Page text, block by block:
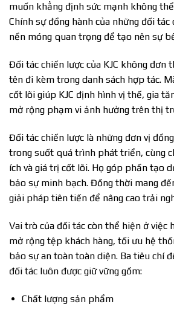
muốn khẳng định sức mạnh không
Chính sự đồng hành của những đối
nền móng quan trọng để tạo nên sự
Đối tác chiến lược của KJC không đơn
tên đi kèm trong danh sách hợp tác.
cốt lõi giúp KJC định hình vị thế, gia
mở rộng phạm vi ảnh hưởng trên thị
Đối tác chiến lược là những đơn vị
trong suốt quá trình phát triển, cùng
ích và giá trị cốt lõi. Họ góp phần tạo
bảo sự minh bạch. Đồng thời mang
giải pháp tiên tiến để nâng cao trải
Vai trò của đối tác còn thể hiện ở việc
mở rộng tệp khách hàng, tối ưu hệ
bảo sự an toàn toàn diện. Ba tiêu chí
đối tác luôn được giữ vững gồm:
Chất lượng sản phẩm